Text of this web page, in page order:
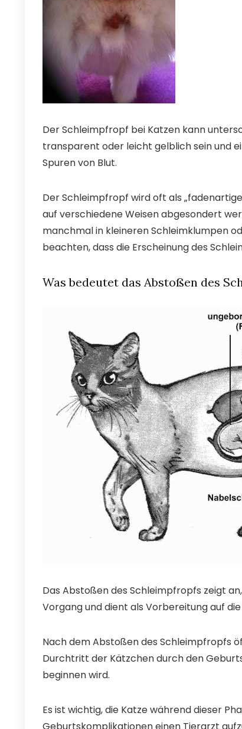
Der Schleimpfropf bei Katzen kann
transparent oder leicht gelblich sein und
Spuren von Blut.
Der Schleimpfropf wird oft als
auf verschiedene Weisen abgesondert
manchmal in kleineren Schleimklumpen
beachten, dass die Erscheinung des
Was bedeutet das Abstoßen des
Das Abstoßen des Schleimpfropfs zeigt
Vorgang und dient als Vorbereitung auf
Nach dem Abstoßen des Schleimpfropfs
Durchtritt der Kätzchen durch den
beginnen wird.
Es ist wichtig, die Katze während dieser
Geburtskomplikationen einen Tierarzt